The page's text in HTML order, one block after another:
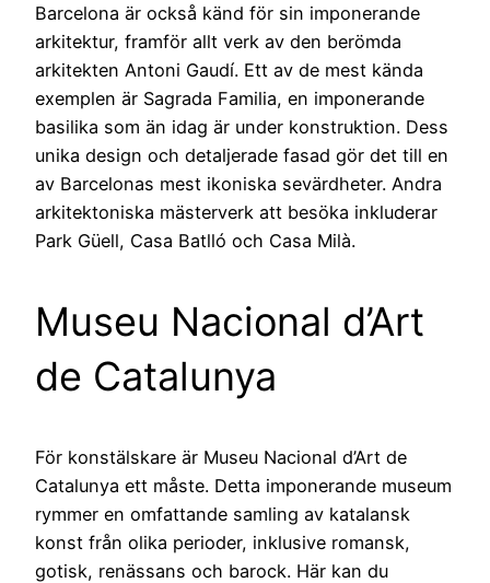
Barcelona är också känd för sin imponerande
arkitektur, framför allt verk av den berömda
arkitekten Antoni Gaudí. Ett av de mest kända
exemplen är Sagrada Familia, en imponerande
basilika som än idag är under konstruktion. Dess
unika design och detaljerade fasad gör det till en
av Barcelonas mest ikoniska sevärdheter. Andra
arkitektoniska mästerverk att besöka inkluderar
Park Güell, Casa Batlló och Casa Milà.
Museu Nacional d’Art
de Catalunya
För konstälskare är Museu Nacional d’Art de
Catalunya ett måste. Detta imponerande museum
rymmer en omfattande samling av katalansk
konst från olika perioder, inklusive romansk,
gotisk, renässans och barock. Här kan du